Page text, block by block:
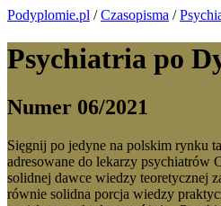
Podyplomie.pl /Czasopisma /
Psychiatria po
Numer 06/2021
Sięgnij po jedyne na polskim rynku
adresowane do lekarzy psychiatrów
solidnej dawce wiedzy teoretycznej
równie solidna porcja wiedzy